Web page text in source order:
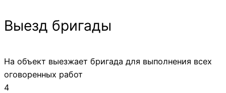
Выезд бригады
На объект выезжает бригада для выполнения всех
оговоренных работ
4